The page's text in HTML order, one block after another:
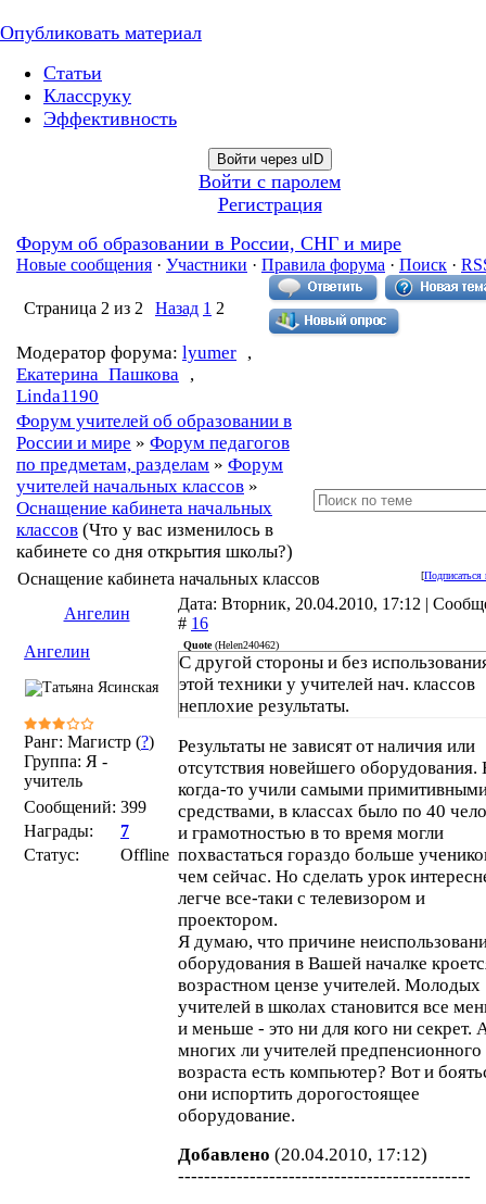
Опубликовать материал
Статьи
Классруку
Эффективность
Войти через uID
Войти с паролем
Регистрация
Форум об образовании в России, СНГ и мире
Новые сообщения · Участники · Правила форума · Поиск ·
Страница 2 из 2 Назад 1 2
Модератор форума: lyumer ,
Екатерина_Пашкова ,
Linda1190
Форум учителей об образовании в
России и мире » Форум педагогов
по предметам, разделам » Форум
учителей начальных классов »
Оснащение кабинета начальных
классов (Что у вас изменилось в
кабинете со дня открытия школы?)
[Подписаться
Оснащение кабинета начальных классов
Ангелин
Дата: Вторник, 20.04.2010, 17:12 |
# 16
Ангелин
Ранг: Магистр (?)
Группа: Я -
учитель
Сообщений: 399
Награды:
7
Статус:
Offline
Quote(Helen240462)
С другой стороны и без
этой техники у учителей нач. классов
неплохие результаты.
Результаты не зависят от наличия или
отсутствия новейшего оборудования.
когда-то учили самыми
средствами, в классах было по 40
и грамотностью в то время могли
похвастаться гораздо больше
чем сейчас. Но сделать урок
легче все-таки с телевизором и
проектором.
Я думаю, что причине
оборудования в Вашей началке
возрастном цензе учителей. Молодых
учителей в школах становится все
и меньше - это ни для кого ни секрет.
многих ли учителей предпенсионного
возраста есть компьютер? Вот и
они испортить дорогостоящее
оборудование.
Добавлено (20.04.2010, 17:12)
---------------------------------------------